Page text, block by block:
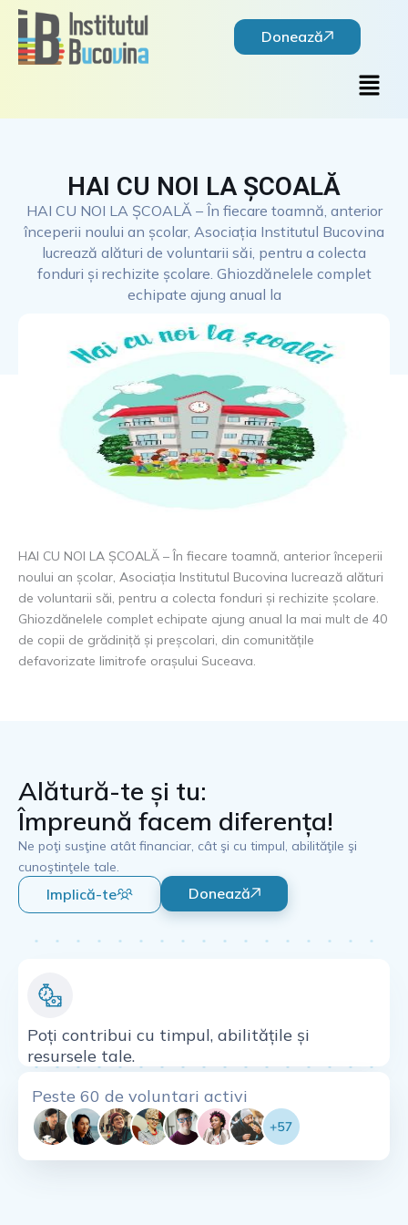
Skip
content
Donează
Main
Menu
HAI CU NOI LA ȘCOALĂ
HAI CU NOI LA ȘCOALĂ – În fiecare toamnă, anterior
începerii noului an școlar, Asociația Institutul Bucovina
lucrează alături de voluntarii săi, pentru a colecta
fonduri și rechizite școlare. Ghiozdănelele complet
echipate ajung anual la
HAI CU NOI LA ȘCOALĂ – În fiecare toamnă, anterior începerii
noului an școlar, Asociația Institutul Bucovina lucrează alături
de voluntarii săi, pentru a colecta fonduri și rechizite școlare.
Ghiozdănelele complet echipate ajung anual la mai mult de 40
de copii de grădiniță și preșcolari, din comunitățile
defavorizate limitrofe orașului Suceava.
Alătură-te și tu:
Împreună facem diferența!
Ne poţi susţine atât financiar, cât şi cu timpul, abilităţile şi
cunoştinţele tale.
Implică-te Donează
Peste 60 de voluntari activi
Poți contribui cu timpul, abilitățile și
resursele tale.